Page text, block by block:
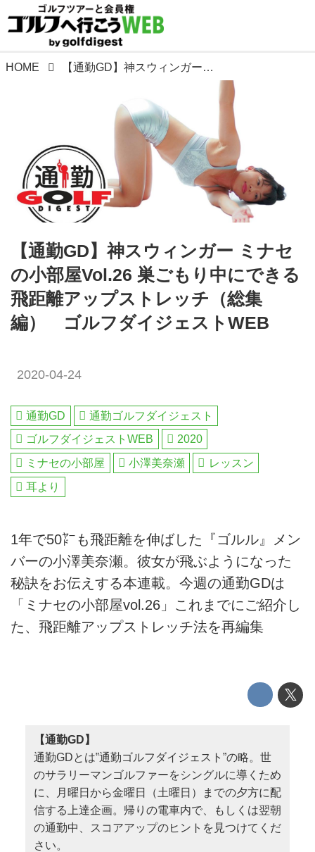
HOME 【通勤GD】神スウィンガー ミナセの小部屋Vol.26 巣ごもり中にできる飛距離アップストレッチ（総集編） ゴルフダイジェストWEB
【通勤GD】神スウィンガー ミナセ
の小部屋Vol.26 巣ごもり中にできる
飛距離アップストレッチ（総集
編） ゴルフダイジェストWEB
2020-04-24
通勤GD
通勤ゴルフダイジェスト
ゴルフダイジェストWEB
2020
ミナセの小部屋
小澤美奈瀬
レッスン
耳より
1年で50㍎も飛距離を伸ばした『ゴルル』メン
バーの小澤美奈瀬。彼女が飛ぶようになった
秘訣をお伝えする本連載。今週の通勤GDは
「ミナセの小部屋vol.26」これまでにご紹介し
た、飛距離アップストレッチ法を再編集
【通勤GD】
通勤GDとは‟通勤ゴルフダイジェスト”の略。世
のサラリーマンゴルファーをシングルに導くため
に、月曜日から金曜日（土曜日）までの夕方に配
信する上達企画。帰りの電車内で、もしくは翌朝
の通勤中、スコアアップのヒントを見つけてくだ
さい。